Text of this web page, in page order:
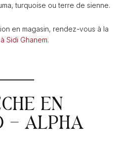
turquoise ou terre de sienne.
en magasin, rendez-vous à la
Sidi Ghanem.
EN
– ALPHA